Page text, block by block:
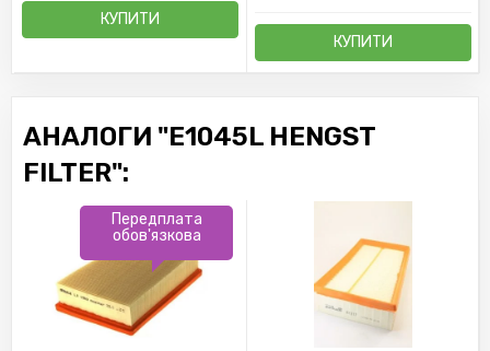
КУПИТИ
КУПИТИ
АНАЛОГИ "E1045L HENGST
FILTER":
Передплата
обов'язкова